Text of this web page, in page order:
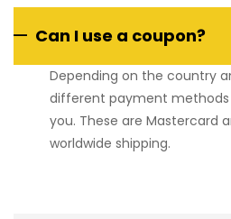
Can I use a coupon?
Depending on the country
different payment methods
you. These are Mastercard
worldwide shipping.